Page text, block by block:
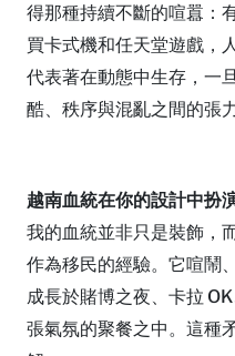
得那種持續不斷的喧囂：
買卡式機和任天堂遊戲，
代表著在動態中生存，一
酷、秩序與混亂之間的張
越南血統在你的設計中扮
我的血統並非只是裝飾，
作為移民的經驗。它喧鬧
成長於賭博之夜、卡拉
張氣氛的聚餐之中。這種